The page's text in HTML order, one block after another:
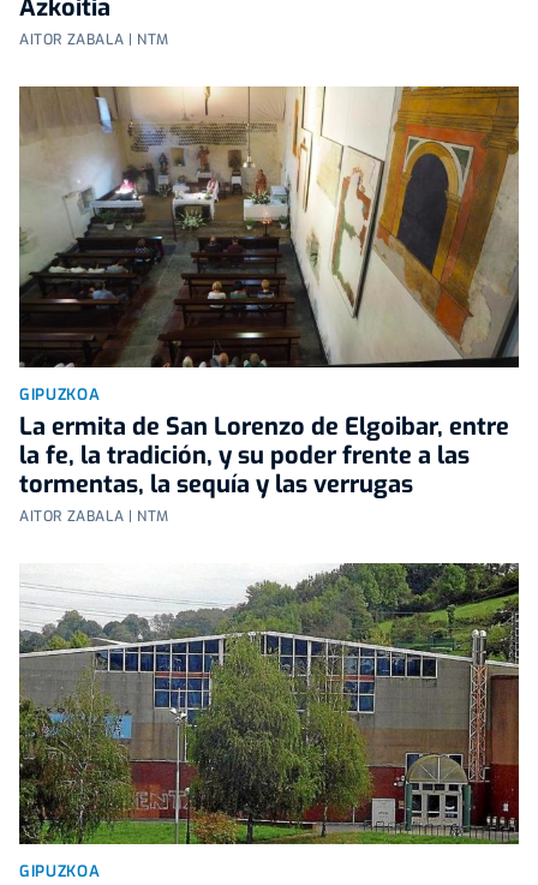
Azkoitia
AITOR ZABALA | NTM
GIPUZKOA
La ermita de San Lorenzo de Elgoibar, entre
la fe, la tradición, y su poder frente a las
tormentas, la sequía y las verrugas
AITOR ZABALA | NTM
GIPUZKOA